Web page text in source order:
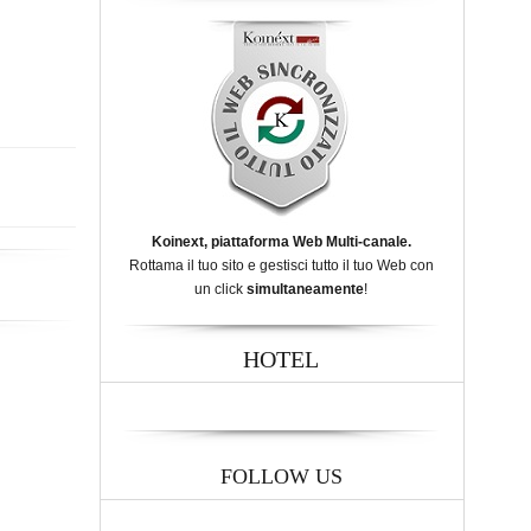
Koinext, piattaforma Web Multi-canale.
Rottama il tuo sito e gestisci tutto il tuo Web con
un click simultaneamente!
HOTEL
FOLLOW US